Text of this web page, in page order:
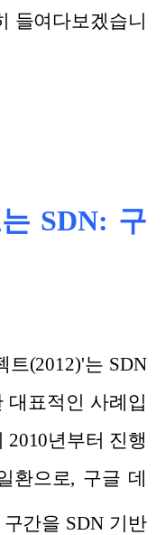
들여다보겠습니
SDN: 구
트(2012)'는 SDN
대표적인 사례입
2010년부터 진행
환으로, 구글 데
구간을 SDN 기반